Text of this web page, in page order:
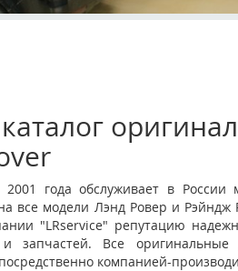
LAND ROVER
года обслуживает в
все модели Лэнд Ровер и Рэйндж
"LRservice" репутацию
запчастей. Все
компанией-